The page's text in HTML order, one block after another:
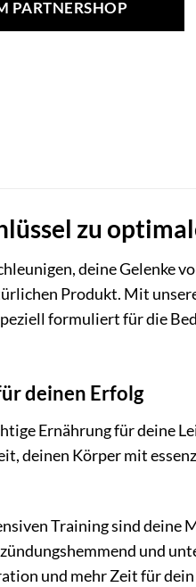
29,90 €25,99 €.
PARTNERSHOP
zu
deine Gelenke
Produkt. Mit
formuliert für die
deinen Erfolg
Ernährung für deine
deinen Körper mit
Training sind deine
und
und mehr Zeit für